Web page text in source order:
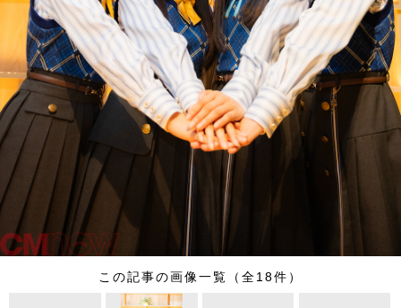
この記事の画像一覧（全18件）